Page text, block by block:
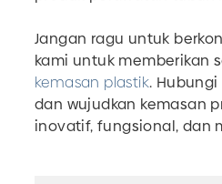
Jangan ragu untuk
kami untuk memberikan
kemasan plastik.
dan wujudkan kemasan
inovatif, fungsional, dan